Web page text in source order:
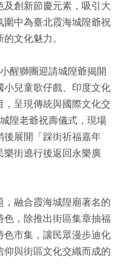
創新節慶元素，吸引大
圍中為臺北霞海城隍爺祝
文化魅力。
醒獅團迎請城隍爺揭開
小兒童歌仔戲、印度文化
，呈現傳統與國際文化交
隍老爺祝壽儀式，現場
後展開「踩街祈福嘉年
樂街遶行後返回永樂廣
融合霞海城隍廟著名的
色，除推出街區集章抽福
色市集，讓民眾漫步迪化
與街區文化交織而成的